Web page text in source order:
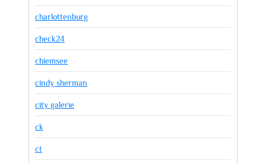
charlottenburg
check24
chiemsee
cindy sherman
city galerie
ck
ct